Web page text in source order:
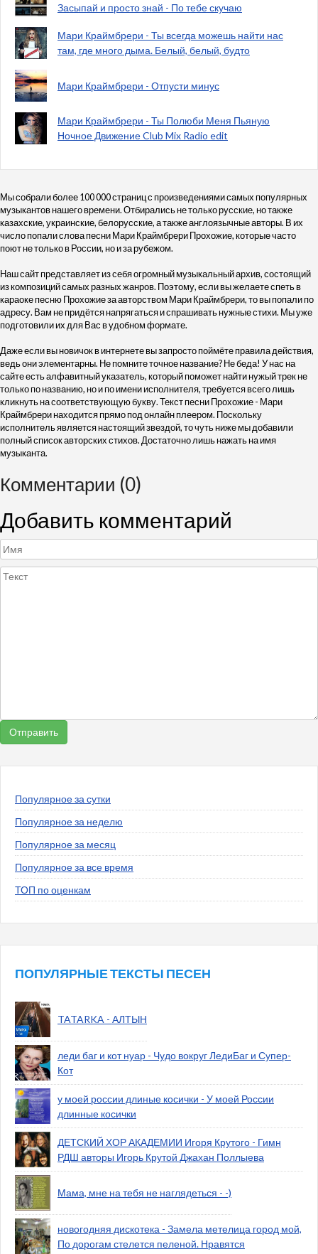
Засыпай и просто знай - По тебе скучаю
Мари Краймбрери - Ты всегда можешь найти нас
там, где много дыма. Белый, белый, будто
Мари Краймбрери - Отпусти минус
Мари Краймбрери - Ты Полюби Меня Пьяную
Ночное Движение Club Mix Radio edit
Мы собрали более 100 000 страниц с произведениями самых популярных
музыкантов нашего времени. Отбирались не только русские, но также
казахские, украинские, белорусские, а также англоязычные авторы. В их
число попали слова песни Мари Краймбрери Прохожие, которые часто
поют не только в России, но и за рубежом.
Наш сайт представляет из себя огромный музыкальный архив, состоящий
из композиций самых разных жанров. Поэтому, если вы желаете спеть в
караоке песню Прохожие за авторством Мари Краймбрери, то вы попали по
адресу. Вам не придётся напрягаться и спрашивать нужные стихи. Мы уже
подготовили их для Вас в удобном формате.
Даже если вы новичок в интернете вы запросто поймёте правила действия,
ведь они элементарны. Не помните точное название? Не беда! У нас на
сайте есть алфавитный указатель, который поможет найти нужый трек не
только по названию, но и по имени исполнителя, требуется всего лишь
кликнуть на соответствующую букву. Текст песни Прохожие - Мари
Краймбрери находится прямо под онлайн плеером. Поскольку
исполнитель является настоящий звездой, то чуть ниже мы добавили
полный список авторских стихов. Достаточно лишь нажать на имя
музыканта.
Комментарии (0)
Добавить комментарий
Популярное за сутки
Популярное за неделю
Популярное за месяц
Популярное за все время
ТОП по оценкам
ПОПУЛЯРНЫЕ ТЕКСТЫ ПЕСЕН
TATARKA - АЛТЫН
леди баг и кот нуар - Чудо вокруг ЛедиБаг и Супер-
Кот
у моей россии длиные косички - У моей России
длинные косички
ДЕТСКИЙ ХОР АКАДЕМИИ Игоря Крутого - Гимн
РДШ авторы Игорь Крутой Джахан Поллыева
Мама, мне на тебя не наглядеться - -)
новогодняя дискотека - Замела метелица город мой,
По дорогам стелется пеленой. Нравятся